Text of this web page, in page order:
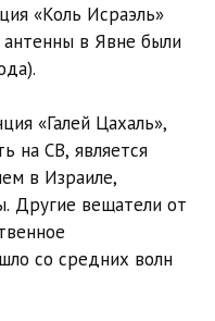
«Коль Исраэль»
в Явне были
«Галей Цахаль»,
на СВ, является
в Израиле,
Другие вещатели от
со средних волн